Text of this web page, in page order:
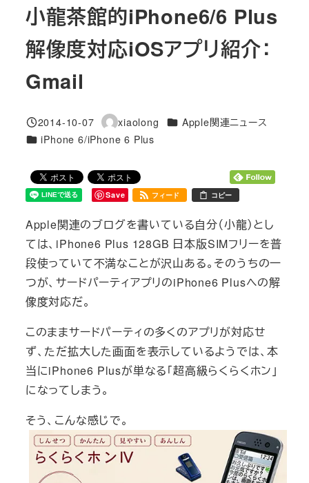
小龍茶館的iPhone6/6 Plus
解像度対応iOSアプリ紹介：
Gmail
投稿日
2014-10-07
著
者
xiaolong カテゴリー
Apple関連ニュース
カテゴリー
iPhone 6/iPhone 6 Plus
Save フィード コピー
Apple関連のブログを書いている自分（小龍）とし
ては、iPhone6 Plus 128GB 日本版SIMフリーを普
段使っていて不満なことが沢山ある。そのうちの一
つが、サードパーティアプリのiPhone6 Plusへの解
像度対応だ。
このままサードパーティの多くのアプリが対応せ
ず、ただ拡大した画面を表示しているようでは、本
当にiPhone6 Plusが単なる「超高級らくらくホン」
になってしまう。
そう、こんな感じで。